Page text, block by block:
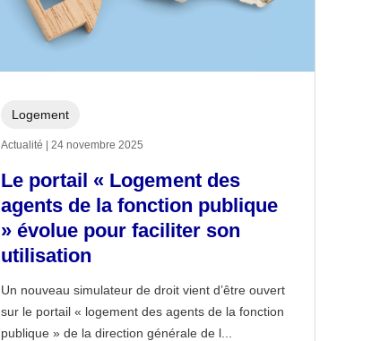
Le portail « Logement des
agents de la fonction publique
» évolue pour faciliter son
utilisation
Un nouveau simulateur de droit vient d’être ouvert
sur le portail « logement des agents de la fonction
publique » de la direction générale de l...
Logement
Actualité | 24 novembre 2025